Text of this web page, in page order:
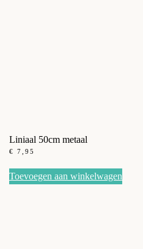
Liniaal 50cm metaal
€ 7,95
Toevoegen aan winkelwagen